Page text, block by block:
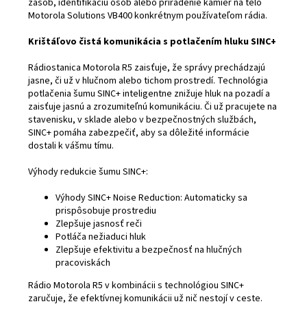
zásob, identifikáciu osôb alebo priradenie kamier na telo
Motorola Solutions VB400 konkrétnym používateľom rádia.
Krištáľovo čistá komunikácia s potlačením hluku SINC+
Rádiostanica Motorola R5 zaisťuje, že správy prechádzajú
jasne, či už v hlučnom alebo tichom prostredí. Technológia
potlačenia šumu SINC+ inteligentne znižuje hluk na pozadí a
zaisťuje jasnú a zrozumiteľnú komunikáciu. Či už pracujete na
stavenisku, v sklade alebo v bezpečnostných službách,
SINC+ pomáha zabezpečiť, aby sa dôležité informácie
dostali k vášmu tímu.
Výhody redukcie šumu SINC+:
Výhody SINC+ Noise Reduction: Automaticky sa
prispôsobuje prostrediu
Zlepšuje jasnosť reči
Potláča nežiaduci hluk
Zlepšuje efektivitu a bezpečnosť na hlučných
pracoviskách
Rádio Motorola R5 v kombinácii s technológiou SINC+
zaručuje, že efektívnej komunikácii už nič nestojí v ceste.